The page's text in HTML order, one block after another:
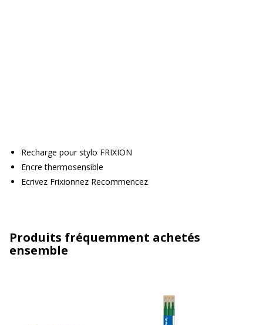
Recharge pour stylo FRIXION
Encre thermosensible
Ecrivez Frixionnez Recommencez
Produits fréquemment achetés
ensemble